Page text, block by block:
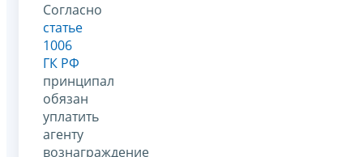
Согласно
статье
1006
ГК РФ
принципал
обязан
уплатить
агенту
вознаграждение